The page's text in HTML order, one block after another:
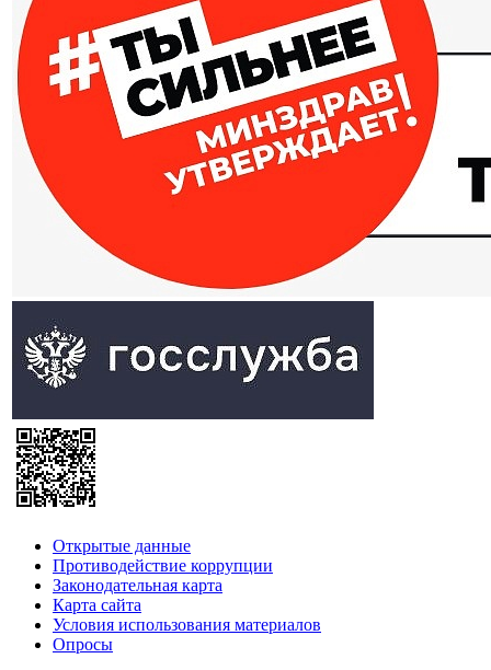
Открытые данные
Противодействие коррупции
Законодательная карта
Карта сайта
Условия использования материалов
Опросы